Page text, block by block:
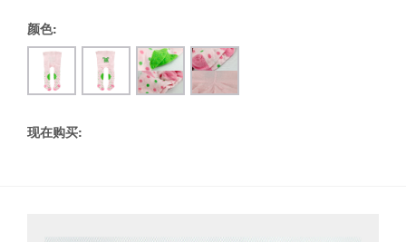
颜色:
现在购买: